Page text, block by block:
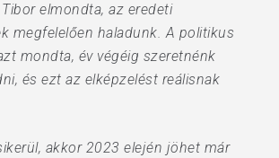
elmondta, az eredeti
megfelelően haladunk. A politikus
mondta, év végéig szeretnénk
és ezt az elképzelést reálisnak
akkor 2023 elején jöhet már